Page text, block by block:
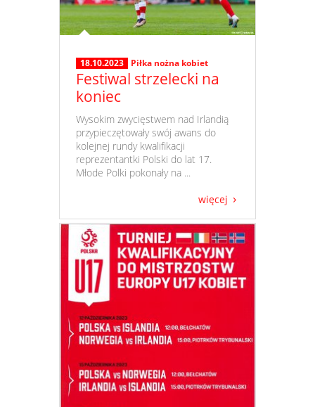
18.10.2023 Piłka nożna kobiet
Festiwal strzelecki na
koniec
​ Wysokim zwycięstwem nad Irlandią
przypieczętowały swój awans do
kolejnej rundy kwalifikacji
reprezentantki Polski do lat 17.
Młode Polki pokonały na ...
więcej